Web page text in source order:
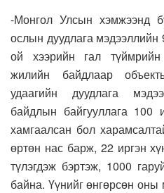
-Монгол Улсын хэмжээнд
ослын дуудлага
ой хээрийн гал
жилийн байдлаар
удаагийн дуудлага
байдлын байгууллага 100
хамгаалсан бол
өртөн нас барж, 22 иргэн
түлэгдэж бэртэж, 1000
байна. Үүнийг өнгөрсөн оны